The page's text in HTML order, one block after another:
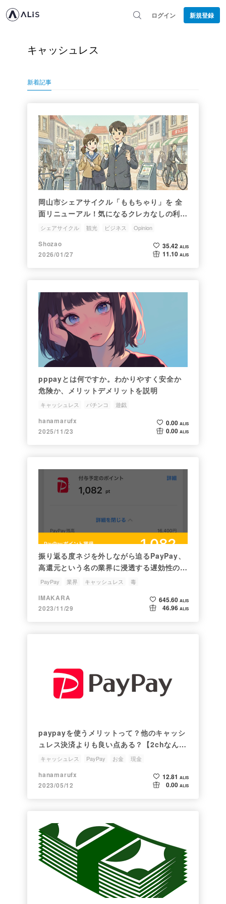
ログイン 新規登録
キャッシュレス
新着記事
岡山市シェアサイクル「ももちゃり」を 全
面リニューアル！気になるクレカなしの利用
者がももちゃりを利用するには？
シェアサイクル 観光 ビジネス
Opinion
キャッシュレス
Shozao
2026/01/27
35.42 ALIS
11.10 ALIS
pppayとは何ですか。わかりやすく安全か
危険か、メリットデメリットを説明
キャッシュレス パチンコ 遊戯
hanamarufx
2025/11/23
0.00 ALIS
0.00 ALIS
振り返る度ネジを外しながら迫るPayPay、
高還元という名の業界に浸透する遅効性の
毒。
PayPay 業界 キャッシュレス 毒
IMAKARA
2023/11/29
645.60 ALIS
46.96 ALIS
paypayを使うメリットって？他のキャッシ
ュレス決済よりも良い点ある？【2chなんJ
まとめ】
キャッシュレス PayPay お金 現金
hanamarufx
2023/05/12
12.81 ALIS
0.00 ALIS